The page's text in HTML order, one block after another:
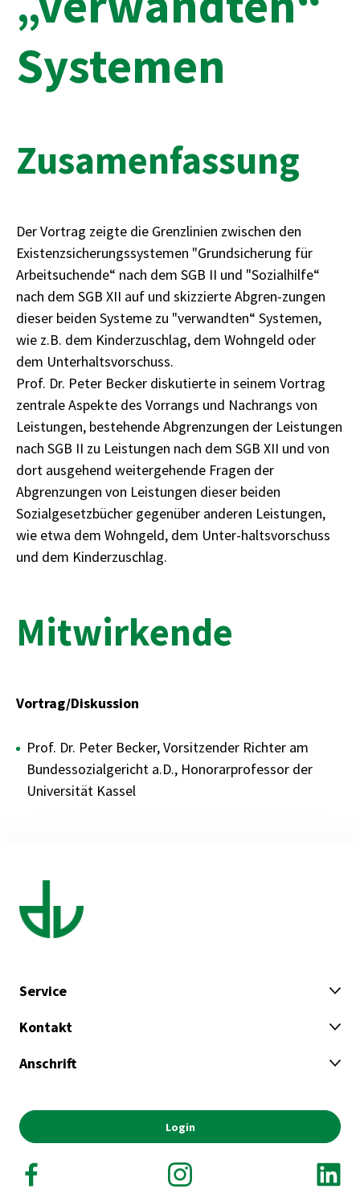
Systemen
Zusamenfassung
Der Vortrag zeigte die Grenzlinien zwischen den
Existenzsicherungssystemen "Grundsicherung für
Arbeitsuchende“ nach dem SGB II und "Sozialhilfe“
nach dem SGB XII auf und skizzierte Abgren-zungen
dieser beiden Systeme zu "verwandten“ Systemen,
wie z.B. dem Kinderzuschlag, dem Wohngeld oder
dem Unterhaltsvorschuss.
Prof. Dr. Peter Becker diskutierte in seinem Vortrag
zentrale Aspekte des Vorrangs und Nachrangs von
Leistungen, bestehende Abgrenzungen der Leistungen
nach SGB II zu Leistungen nach dem SGB XII und von
dort ausgehend weitergehende Fragen der
Abgrenzungen von Leistungen dieser beiden
Sozialgesetzbücher gegenüber anderen Leistungen,
wie etwa dem Wohngeld, dem Unter-haltsvorschuss
und dem Kinderzuschlag.
Mitwirkende
Vortrag/Diskussion
Prof. Dr. Peter Becker, Vorsitzender Richter am
Bundessozialgericht a.D., Honorarprofessor der
Universität Kassel
Service
Kontakt
Anschrift
Login